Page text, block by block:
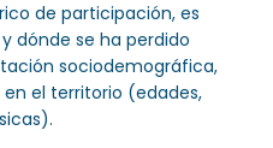
de participación, es
dónde se ha perdido
sociodemográfica,
el territorio (edades,